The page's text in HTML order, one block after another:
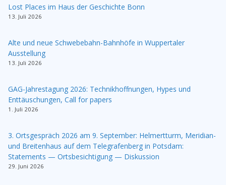
Lost Places im Haus der Geschichte Bonn
13. Juli 2026
Alte und neue Schwebebahn-Bahnhöfe in Wuppertaler
Ausstellung
13. Juli 2026
GAG-Jahrestagung 2026: Technikhoffnungen, Hypes und
Enttäuschungen, Call for papers
1. Juli 2026
3. Ortsgespräch 2026 am 9. September: Helmertturm, Meridian-
und Breitenhaus auf dem Telegrafenberg in Potsdam:
Statements — Ortsbesichtigung — Diskussion
29. Juni 2026